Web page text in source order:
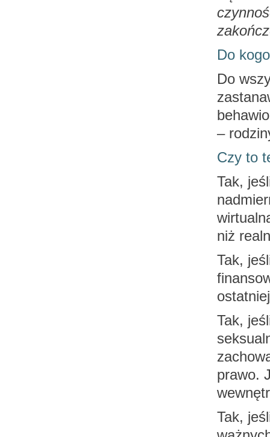
Do
Do
–
Czy to
Tak,
niż
Tak,
Tak,
prawo.
Tak,